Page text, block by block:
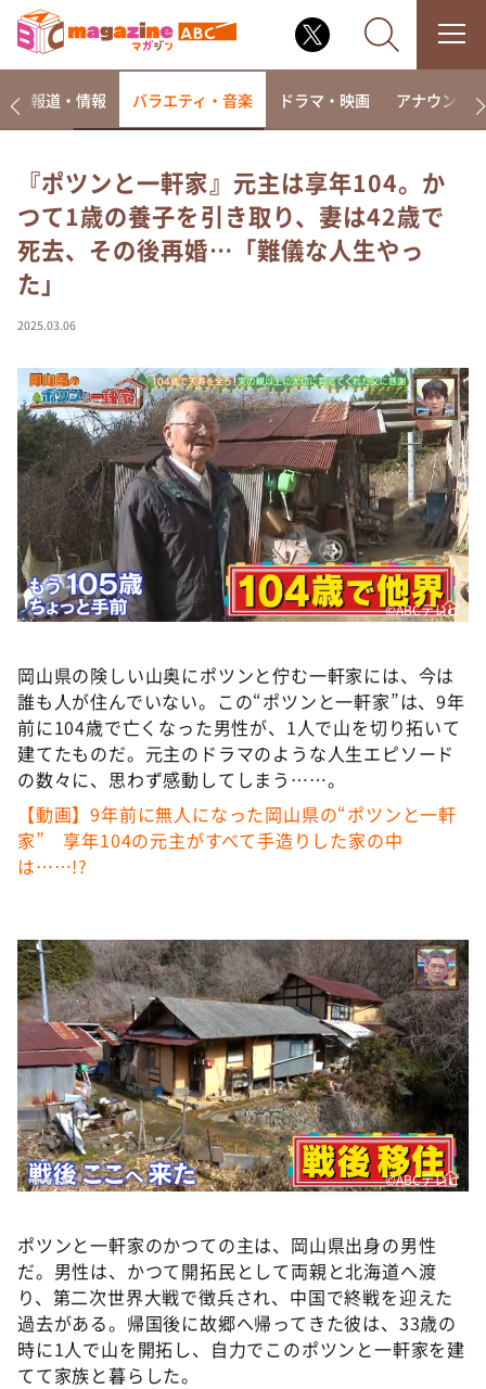
なるみ・岡村の過ぎるTV
相席食堂
～人生密着トークバラエティ！～ やすとものいたっ
て真剣です
探偵！ナイトスクープ
news おかえり
河合＆A.B.C-Z塚田×福井アナ「なんでやねん！？」
（news おかえり）
DAIGOも台所 ～きょうの献立 何にする？～
本日はダイアンなり！シーズン２
朝だ！生です旅サラダ
教えて！ニュースライブ 正義のミカタ
新婚さんいらっしゃい！
ポツンと一軒家
ザキ山小屋本館
ぺこぱのまるスポ
アナ回覧板
報道・情報 バラエティ・音楽 ドラマ・映画 アナウンサー
『ポツンと一軒家』元主は享年104。か
つて1歳の養子を引き取り、妻は42歳で
死去、その後再婚…「難儀な人生やっ
た」
2025.03.06
©️ABCテレビ
岡山県の険しい山奥にポツンと佇む一軒家には、今は
誰も人が住んでいない。この“ポツンと一軒家”は、9年
前に104歳で亡くなった男性が、1人で山を切り拓いて
建てたものだ。元主のドラマのような人生エピソード
の数々に、思わず感動してしまう……。
【動画】9年前に無人になった岡山県の“ポツンと一軒
家” 享年104の元主がすべて手造りした家の中
は……!?
©️ABCテレビ
ポツンと一軒家のかつての主は、岡山県出身の男性
だ。男性は、かつて開拓民として両親と北海道へ渡
り、第二次世界大戦で徴兵され、中国で終戦を迎えた
過去がある。帰国後に故郷へ帰ってきた彼は、33歳の
時に1人で山を開拓し、自力でこのポツンと一軒家を建
てて家族と暮らした。